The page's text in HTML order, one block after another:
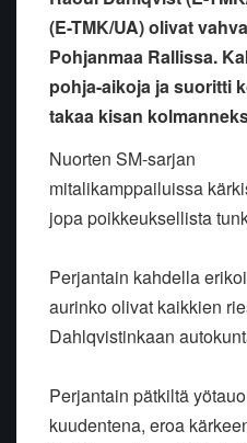
(E-TMK/UA) olivat
Pohjanmaa Rallissa.
pohja-aikoja ja suoritti
takaa kisan
Nuorten SM-sarjan
mitalikamppailuissa
jopa poikkeuksellista
Perjantain kahdella
aurinko olivat kaikkien
Dahlqvistinkaan
Perjantain pätkiltä
kuudentena, eroa